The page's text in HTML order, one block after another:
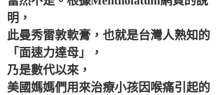
明，
此曼秀雷敦軟膏，也就是台灣人熟知的
「面速力達母」，
乃是數代以來，
美國媽媽們用來治療小孩因喉痛引起的